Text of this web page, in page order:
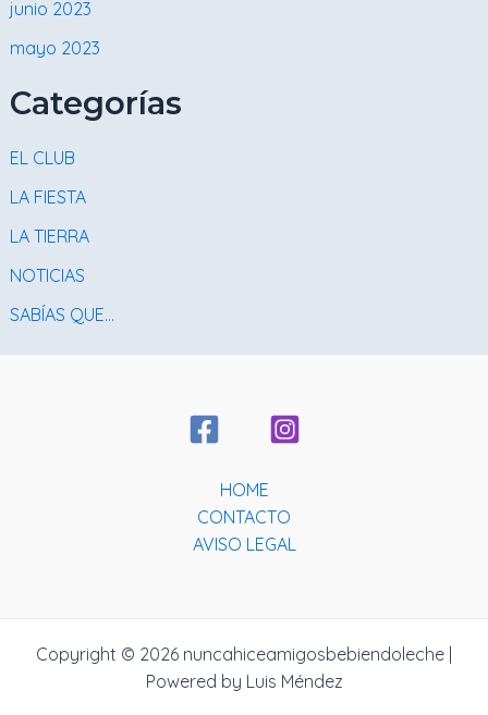
junio 2023
mayo 2023
Categorías
EL CLUB
LA FIESTA
LA TIERRA
NOTICIAS
SABÍAS QUE…
HOME
CONTACTO
AVISO LEGAL
Copyright © 2026 nuncahiceamigosbebiendoleche |
Powered by Luis Méndez